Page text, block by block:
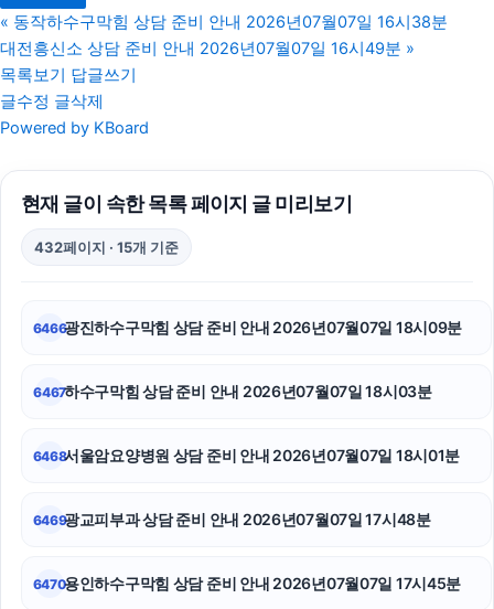
동대문하수구막힘
도봉하수구막힘
인스타 좋아요
금천하수구막힘
흥신소
서대문구하수구막힘
« 동작하수구막힘 상담 준비 안내 2026년07월07일 16시38분
대전흥신소 상담 준비 안내 2026년07월07일 16시49분 »
목록보기
답글쓰기
글수정 글삭제
Powered by KBoard
현재 글이 속한 목록 페이지 글 미리보기
432페이지 · 15개 기준
6466광진하수구막힘 상담 준비 안내 2026년07월07일 18시09분
6467하수구막힘 상담 준비 안내 2026년07월07일 18시03분
6468서울암요양병원 상담 준비 안내 2026년07월07일 18시01분
6469광교피부과 상담 준비 안내 2026년07월07일 17시48분
6470용인하수구막힘 상담 준비 안내 2026년07월07일 17시45분